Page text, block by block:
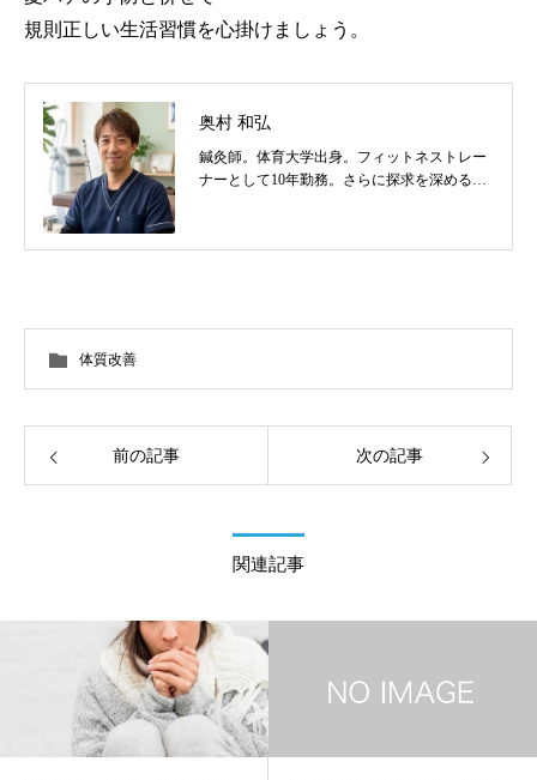
規則正しい生活習慣を心掛けましょう。
奥村 和弘
鍼灸師。体育大学出身。フィットネストレー
ナーとして10年勤務。さらに探求を深めるべ
の他顔鍼など様々な症状の施術に日々、奔走
体質改善
前の記事 次の記事
関連記事